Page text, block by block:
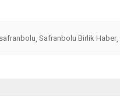
safranbolu, Safranbolu Birlik Haber,